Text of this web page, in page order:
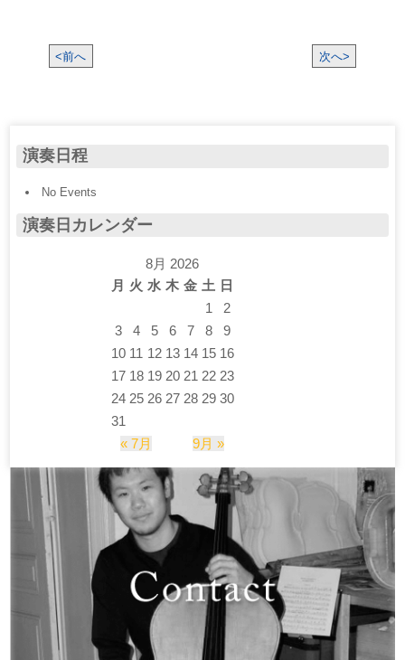
<前へ 次へ>
演奏日程
No Events
演奏日カレンダー
8月 2026
月 火 水 木 金 土 日
1
2
3
4 5 6 7 8
9
10 11 12 13 14 15 16
17 18 19 20 21 22 23
24 25 26 27 28 29 30
31
« 7月
9月 »